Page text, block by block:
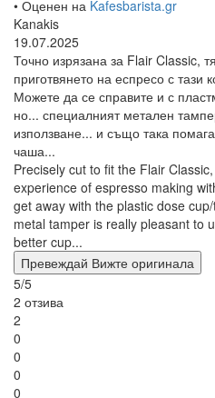
• Оценен на Kafesbarista.gr
Kanakis
19.07.2025
Точно изрязана за Flair Classic,
приготвянето на еспресо с тази
Можете да се справите и с
но... специалният метален
използване... и също така
чаша...
Precisely cut to fit the Flair
experience of espresso making
get away with the plastic dose
metal tamper is really pleasant to
better cup...
Превеждай Вижте оригинала
5/5
2 отзива
2
0
0
0
0